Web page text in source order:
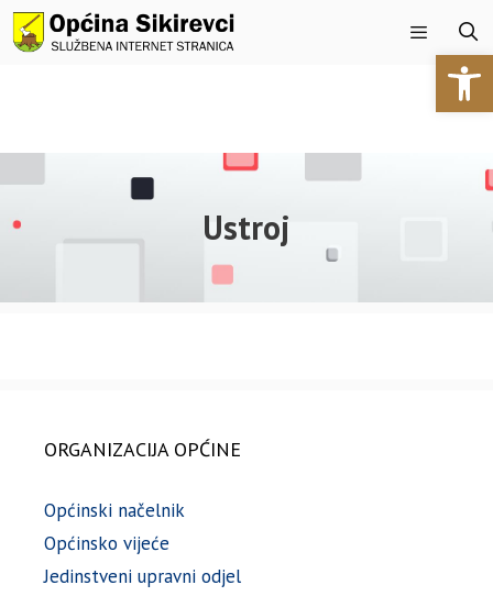
Ustroj
ORGANIZACIJA OPĆINE
Općinski načelnik
Općinsko vijeće
Jedinstveni upravni odjel